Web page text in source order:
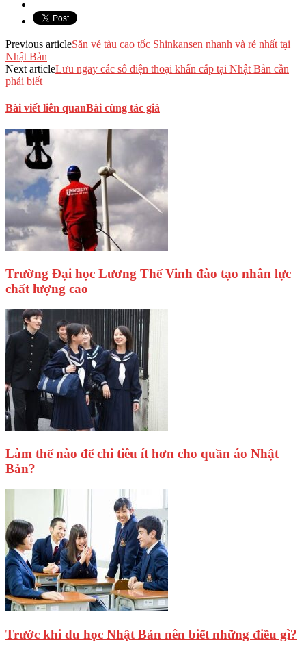
Previous articleSăn vé tàu cao tốc Shinkansen nhanh và rẻ nhất tại
Nhật Bản
Next articleLưu ngay các số điện thoại khẩn cấp tại Nhật Bản cần
phải biết
Bài viết liên quanBài cùng tác giả
Trường Đại học Lương Thế Vinh đào tạo nhân lực
chất lượng cao
Làm thế nào để chi tiêu ít hơn cho quần áo Nhật
Bản?
Trước khi du học Nhật Bản nên biết những điều gì?